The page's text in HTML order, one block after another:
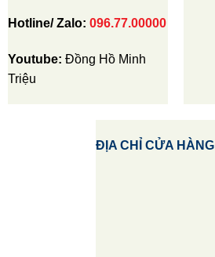
Hotline/ Zalo: 096.77.00000
Youtube: Đồng Hồ Minh
Triệu
ĐỊA CHỈ CỬA HÀNG